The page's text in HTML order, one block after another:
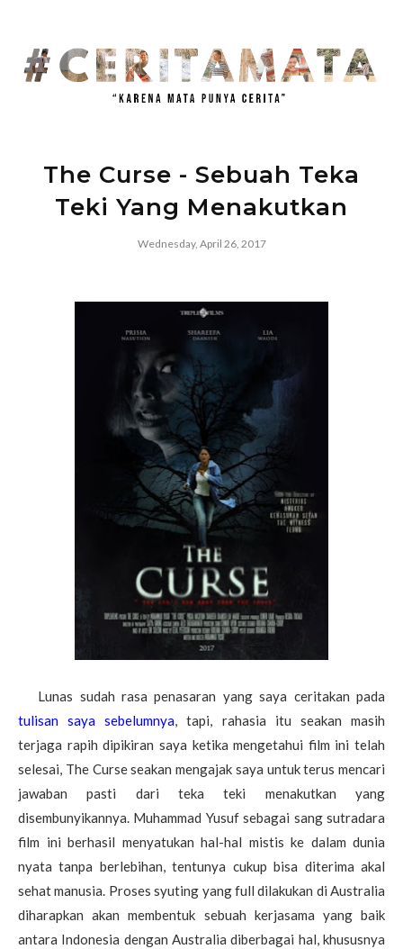
The Curse - Sebuah Teka
Teki Yang Menakutkan
Wednesday, April 26, 2017
Lunas sudah rasa penasaran yang saya ceritakan pada
tulisan saya sebelumnya, tapi, rahasia itu seakan masih
terjaga rapih dipikiran saya ketika mengetahui film ini telah
selesai, The Curse seakan mengajak saya untuk terus mencari
jawaban pasti dari teka teki menakutkan yang
disembunyikannya. Muhammad Yusuf sebagai sang sutradara
film ini berhasil menyatukan hal-hal mistis ke dalam dunia
nyata tanpa berlebihan, tentunya cukup bisa diterima akal
sehat manusia. Proses syuting yang full dilakukan di Australia
diharapkan akan membentuk sebuah kerjasama yang baik
antara Indonesia dengan Australia diberbagai hal, khususnya